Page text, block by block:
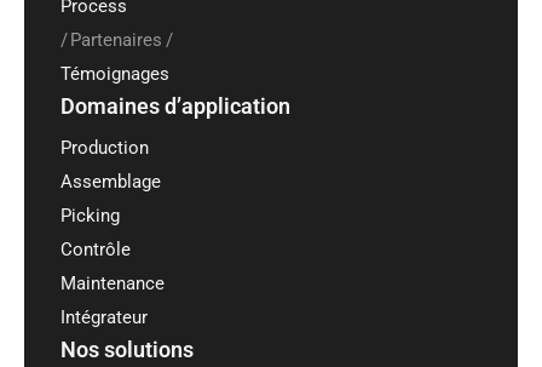
Process
Partenaires
Témoignages
Domaines d’application
Production
Assemblage
Picking
Contrôle
Maintenance
Intégrateur
Nos solutions